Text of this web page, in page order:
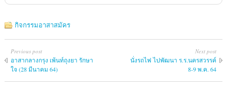
กิจกรรมอาสาสมัคร
Previous post
อาสากลางกรุง เพ้นท์ถุงยา รักษา
ใจ (28 มีนาคม 64)
Next post
นั่งรถไฟ ไปพัฒนา ร.ร.นครสวรรค์
8-9 พ.ค. 64